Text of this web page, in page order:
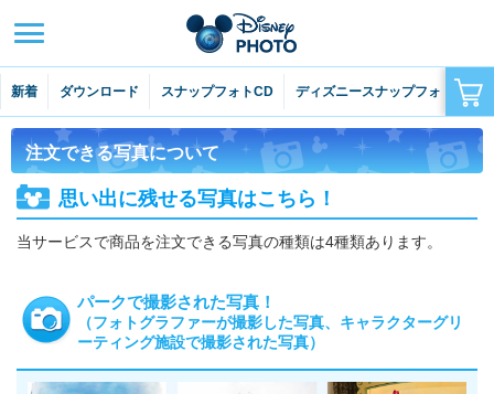
新着 ダウンロード スナップフォトCD ディズニースナップフォト ラ
はじめての方へ よくあるご質問
お問い合わせ サイトマップ
ディズニー・フォトとは
注文できる写真について
閉じる
注文できる写真について
思い出に残せる写真はこちら！
当サービスで商品を注文できる写真の種類は4種類あります。
パークで撮影された写真！
（フォトグラファーが撮影した写真、キャラクターグリ
ーティング施設で撮影された写真）